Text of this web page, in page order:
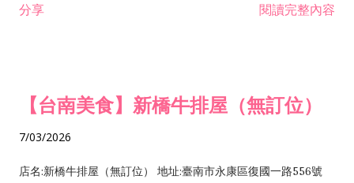
發業 H703090 不動產買賣業 H703100 不動產租賃業 I503010
分享 閱讀完整內容
【台南美食】新橋牛排屋（無訂位）
7/03/2026
店名:新橋牛排屋（無訂位） 地址:臺南市永康區復國一路556號